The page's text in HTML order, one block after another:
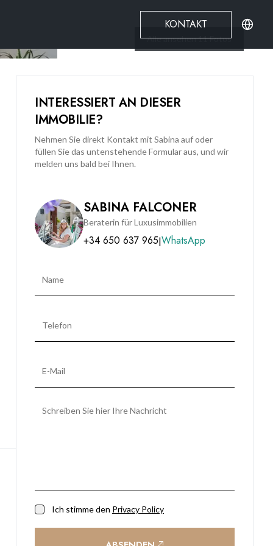
KONTAKT
Alle ansehen11Fotos
INTERESSIERT AN DIESER
IMMOBILIE?
Nehmen Sie direkt Kontakt mit Sabina auf oder
füllen Sie das untenstehende Formular aus, und wir
melden uns bald bei Ihnen.
SABINA FALCONER
Beraterin für Luxusimmobilien
+34 650 637 965|WhatsApp
Ich stimme den Privacy Policy